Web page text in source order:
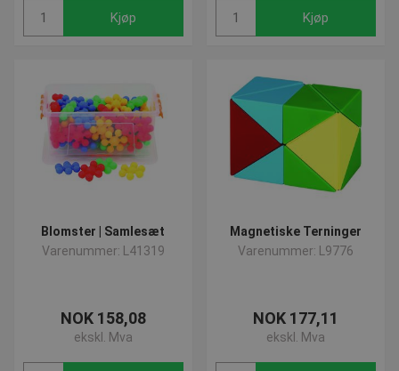
Kjøp Kjøp
Blomster | Samlesæt
Varenummer: L41319
NOK 158,08
ekskl. Mva
Magnetiske Terninger
Varenummer: L9776
NOK 177,11
ekskl. Mva